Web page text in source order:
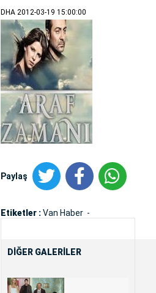
DHA 2012-03-19 15:00:00
Paylaş
Etiketler :Van Haber
DİĞER GALERİLER